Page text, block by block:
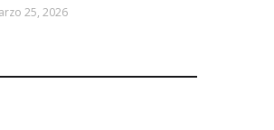
25, 2026